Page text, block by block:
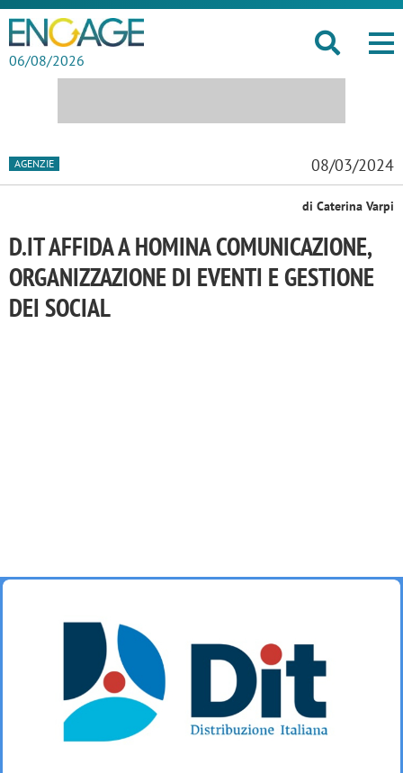
06/08/2026
AGENZIE 08/03/2024
di Caterina Varpi
D.IT AFFIDA A HOMINA COMUNICAZIONE,
ORGANIZZAZIONE DI EVENTI E GESTIONE
DEI SOCIAL